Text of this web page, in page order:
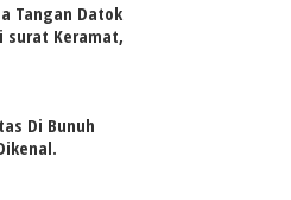
Tangan Datok
surat Keramat,
Di Bunuh